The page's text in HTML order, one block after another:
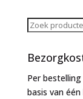
Zoeken
Per
basis van